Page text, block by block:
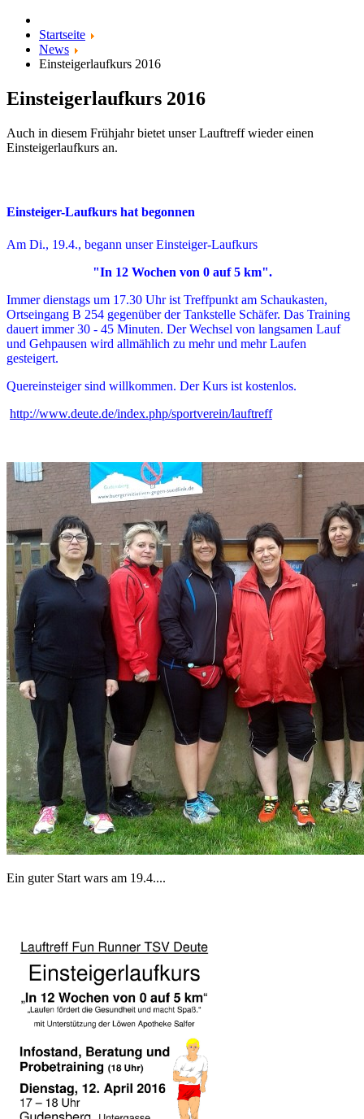
Startseite
News
Einsteigerlaufkurs 2016
Einsteigerlaufkurs 2016
Auch in diesem Frühjahr bietet unser Lauftreff wieder einen
Einsteigerlaufkurs an.
Einsteiger-Laufkurs hat begonnen
Am Di., 19.4., begann unser Einsteiger-Laufkurs
"In 12 Wochen von 0 auf 5 km".
Immer dienstags um 17.30 Uhr ist Treffpunkt am Schaukasten,
Ortseingang B 254 gegenüber der Tankstelle Schäfer. Das Training
dauert immer 30 - 45 Minuten. Der Wechsel von langsamen Lauf
und Gehpausen wird allmählich zu mehr und mehr Laufen
gesteigert.
Quereinsteiger sind willkommen. Der Kurs ist kostenlos.
http://www.deute.de/index.php/sportverein/lauftreff
Ein guter Start wars am 19.4....